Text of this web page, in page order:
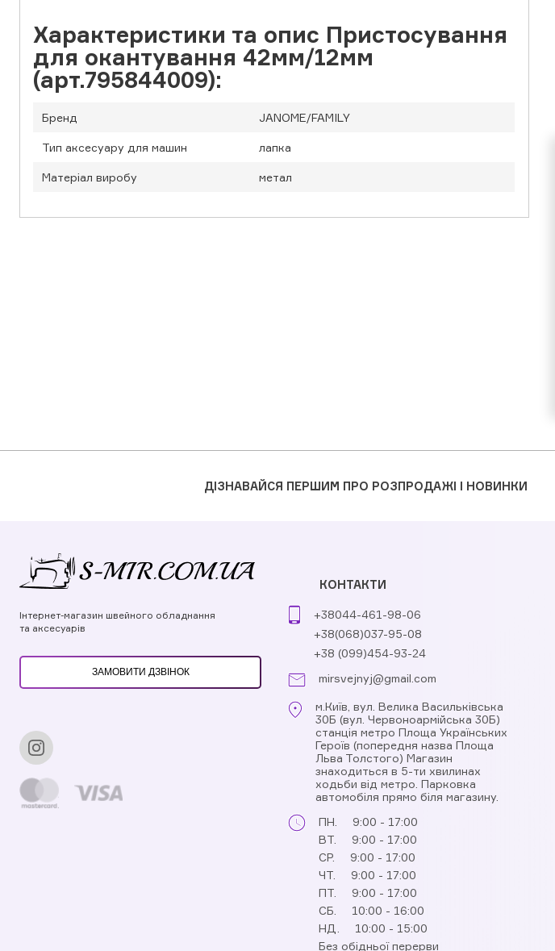
Характеристики та опис Пристосування
для окантування 42мм/12мм
(арт.795844009):
Бренд JANOME/FAMILY
Тип аксесуару для машин лапка
Матеріал виробу метал
ДІЗНАВАЙСЯ ПЕРШИМ ПРО РОЗПРОДАЖІ І НОВИНКИ
Інтернет-магазин швейного обладнання
та аксесуарів
ЗАМОВИТИ ДЗВІНОК
КОНТАКТИ
+38044-461-98-06
+38(068)037-95-08
+38 (099)454-93-24
mirsvejnyj@gmail.com
м.Київ, вул. Велика Васильківська
30Б (вул. Червоноармійська 30Б)
станція метро Площа Українських
Героїв (попередня назва Площа
Льва Толстого) Магазин
знаходиться в 5-ти хвилинах
ходьби від метро. Парковка
автомобіля прямо біля магазину.
ПН.
9:00 - 17:00
ВТ.
9:00 - 17:00
СР.
9:00 - 17:00
ЧТ.
9:00 - 17:00
ПТ.
9:00 - 17:00
СБ.
10:00 - 16:00
НД.
10:00 - 15:00
Без обідньої перерви